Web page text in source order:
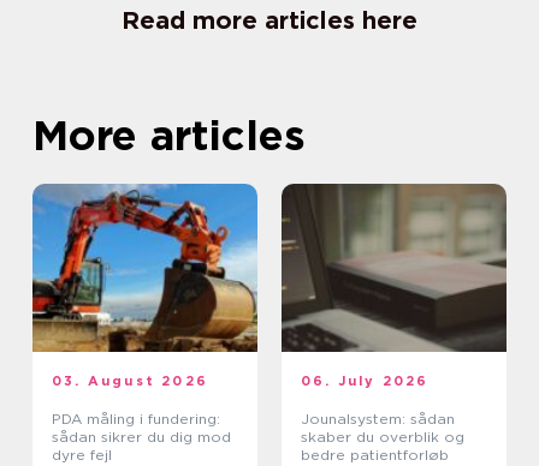
Read more articles here
More articles
03. August 2026
PDA måling i fundering:
sådan sikrer du dig mod
dyre fejl
06. July 2026
Jounalsystem: sådan
skaber du overblik og
bedre patientforløb